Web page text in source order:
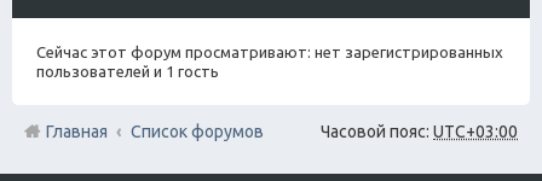
Сейчас этот форум просматривают: нет зарегистрированных
пользователей и 1 гость
Часовой пояс: UTC+03:00
Главная Список форумов